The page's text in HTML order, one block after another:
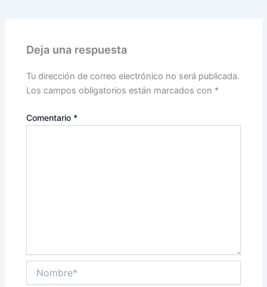
Deja una respuesta
Tu dirección de correo electrónico no será publicada.
Los campos obligatorios están marcados con *
Comentario *